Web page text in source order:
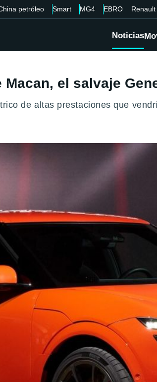
petróleo Smart MG4 EBRO Renault
Noticias
el salvaje
de altas prestaciones que